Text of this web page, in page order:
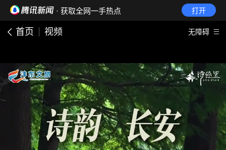
· 获取全网一手热点 打开
首页 视频 无障碍